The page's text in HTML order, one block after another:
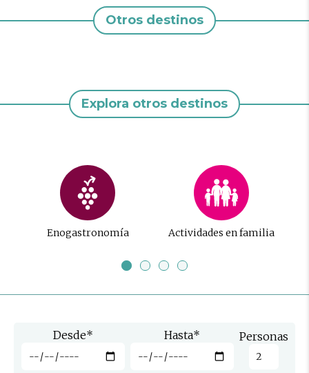
Otros destinos
Explora otros destinos
Enogastronomía Actividades en familia
Desde* Hasta* Personas